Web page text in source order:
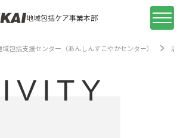
地域包括ケア事業本部
域包括支援センター（あんしんすこやかセンター） 活